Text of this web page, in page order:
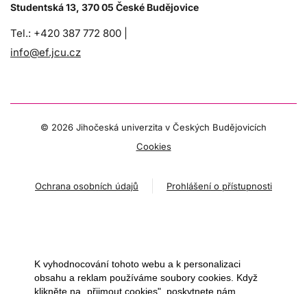
Studentská 13, 370 05 České Budějovice
Tel.: +420 387 772 800 |
info@ef.jcu.cz
© 2026 Jihočeská univerzita v Českých Budějovicích
Cookies
Ochrana osobních údajů Prohlášení o přístupnosti
K vyhodnocování tohoto webu a k personalizaci
obsahu a reklam používáme soubory cookies. Když
klikněte na „přijmout cookies", poskytnete nám